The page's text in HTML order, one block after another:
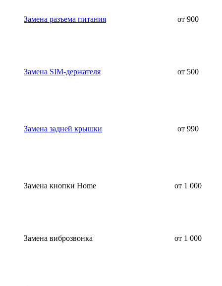
Замена разъема питания от 900
Замена SIM-держателя от 500
Замена задней крышки от 990
Замена кнопки Home от 1 000
Замена виброзвонка от 1 000